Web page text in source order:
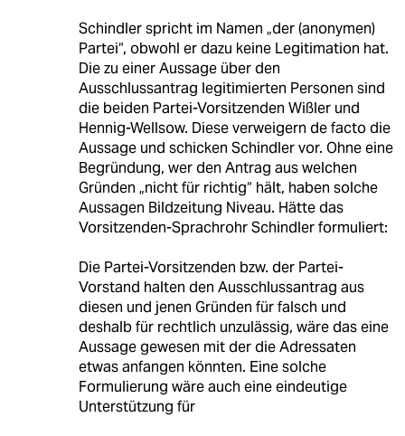
Schindler spricht im Namen „der (anonymen)
Partei“, obwohl er dazu keine Legitimation hat.
Die zu einer Aussage über den
Ausschlussantrag legitimierten Personen sind
die beiden Partei-Vorsitzenden Wißler und
Hennig-Wellsow. Diese verweigern de facto die
Aussage und schicken Schindler vor. Ohne eine
Begründung, wer den Antrag aus welchen
Gründen „nicht für richtig“ hält, haben solche
Aussagen Bildzeitung Niveau. Hätte das
Vorsitzenden-Sprachrohr Schindler formuliert:
Die Partei-Vorsitzenden bzw. der Partei-
Vorstand halten den Ausschlussantrag aus
diesen und jenen Gründen für falsch und
deshalb für rechtlich unzulässig, wäre das eine
Aussage gewesen mit der die Adressaten
etwas anfangen könnten. Eine solche
Formulierung wäre auch eine eindeutige
Unterstützung für